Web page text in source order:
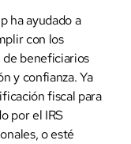
ha ayudado a
con los
beneficiarios
y confianza. Ya
fiscal para
por el IRS
o esté